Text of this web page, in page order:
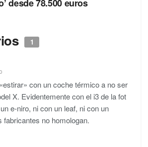
desde 78.500 euros
1
con un coche térmico a no ser
X. Evidentemente con el i3 de la fot
e-niro, ni con un leaf, ni con un
no homologan.